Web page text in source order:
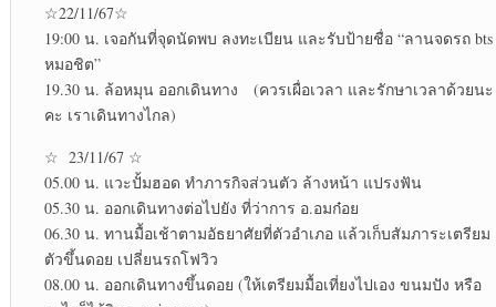
☆22/11/67☆
19:00 น. เจอกันที่จุดนัดพบ ลงทะเบียน และรับป้ายชื่อ “ลานจดรถ bts
หมอ​ชิต”
19.30 น. ล้อหมุน ออกเดินทาง (ควรเผื่อเวลา และรักษาเวลาด้วยนะ
คะ เราเดินทางไกล)
☆ 23/11/67 ☆
05.00 น. แวะปั้มฮอด ทำภารกิจส่วนตัว ล้าง​หน้า แปรงฟัน​
05.30 น. ออกเดินทางต่อไปยัง ที่ว่าการ อ.อมก๋อย
06.30 น. ทานมื้อเช้าตามอัธยาศัย​ที่ตัวอำเภอ แล้วเก็บสัมภาระ​เตรียม
ตัว​ขึ้นดอย เปลี่ยน​รถโฟวิว
08.00 น. ออกเดินทางขึ้นดอย (ให้เตรียมมื้อเที่ยงไปเอง ขนมปัง หรือ